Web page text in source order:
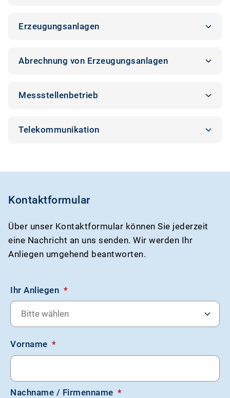
Erzeugungsanlagen
Abrechnung von Erzeugungsanlagen
Messstellenbetrieb
Telekommunikation
Kontaktformular
Über unser Kontaktformular können Sie jederzeit
eine Nachricht an uns senden. Wir werden Ihr
Anliegen umgehend beantworten.
Kontaktformular
Ihr Anliegen *
Bitte wählen
Vorname *
Nachname / Firmenname *